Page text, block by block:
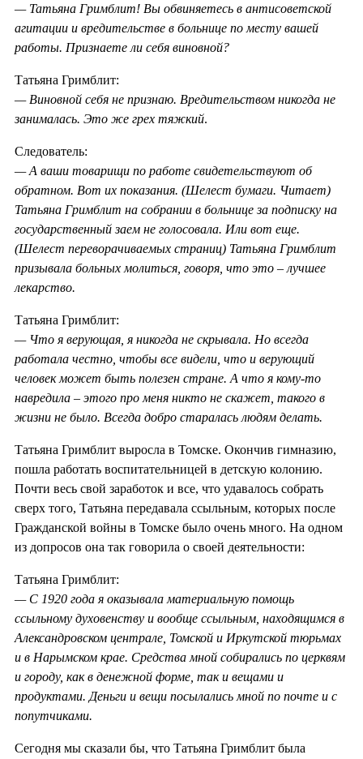
— Татьяна Гримблит! Вы обвиняетесь в антисоветской
агитации и вредительстве в больнице по месту вашей
работы. Признаете ли себя виновной?
Татьяна Гримблит:
— Виновной себя не признаю. Вредительством никогда не
занималась. Это же грех тяжкий.
Следователь:
— А ваши товарищи по работе свидетельствуют об
обратном. Вот их показания. (Шелест бумаги. Читает)
Татьяна Гримблит на собрании в больнице за подписку на
государственный заем не голосовала. Или вот еще.
(Шелест переворачиваемых страниц) Татьяна Гримблит
призывала больных молиться, говоря, что это – лучшее
лекарство.
Татьяна Гримблит:
— Что я верующая, я никогда не скрывала. Но всегда
работала честно, чтобы все видели, что и верующий
человек может быть полезен стране. А что я кому-то
навредила – этого про меня никто не скажет, такого в
жизни не было. Всегда добро старалась людям делать.
Татьяна Гримблит выросла в Томске. Окончив гимназию,
пошла работать воспитательницей в детскую колонию.
Почти весь свой заработок и все, что удавалось собрать
сверх того, Татьяна передавала ссыльным, которых после
Гражданской войны в Томске было очень много. На одном
из допросов она так говорила о своей деятельности:
Татьяна Гримблит:
— С 1920 года я оказывала материальную помощь
ссыльному духовенству и вообще ссыльным, находящимся в
Александровском централе, Томской и Иркутской тюрьмах
и в Нарымском крае. Средства мной собирались по церквям
и городу, как в денежной форме, так и вещами и
продуктами. Деньги и вещи посылались мной по почте и с
попутчиками.
Сегодня мы сказали бы, что Татьяна Гримблит была